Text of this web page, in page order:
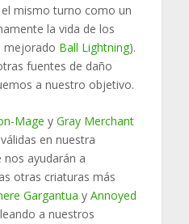
mismo turno como un
la vida de los
mejorado Ball Lightning).
fuentes de daño
a nuestro objetivo.
Mage yGray Merchant
en nuestra
ayudarán a
otras criaturas más
Gargantua yAnnoyed
a nuestros